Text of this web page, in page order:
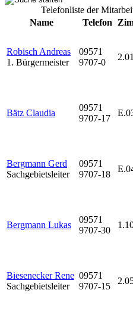
Telefonliste der
Name
Telefon
Robisch Andreas
1. Bürgermeister
09571
9707-0
2.01
Bätz Claudia
09571
9707-17
Bergmann Gerd
Sachgebietsleiter
09571
9707-18
Bergmann Lukas
09571
9707-30
Biesenecker Rene
Sachgebietsleiter
09571
9707-15